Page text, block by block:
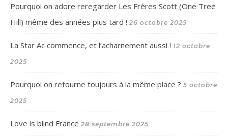
Pourquoi on adore reregarder Les Frères Scott (One Tree
Hill) même des années plus tard ! 26 octobre 2025
La Star Ac commence, et l’acharnement aussi ! 12 octobre
2025
Pourquoi on retourne toujours à la même place ? 5 octobre
2025
Love is blind France 28 septembre 2025